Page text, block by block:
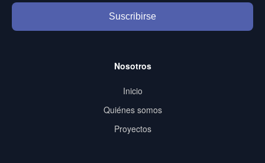
Suscribirse
Nosotros
Inicio
Quiénes somos
Proyectos